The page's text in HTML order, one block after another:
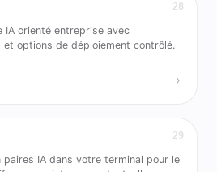
28
IA orienté entreprise avec
options de déploiement contrôlé.
›
29
paires IA dans votre terminal pour le